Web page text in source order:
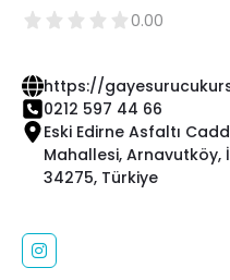
0.00
https://
0212 597 44 66
Eski Edirne Asfaltı
Mahallesi,
34275, Türkiye